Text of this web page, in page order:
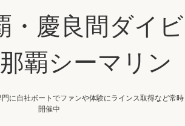
・慶良間ダイビ
覇シーマリン
に自社ボートでファンや体験にラインス取得など常時
開催中